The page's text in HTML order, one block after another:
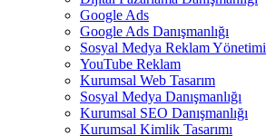
Google Ads
Google Ads Danışmanlığı
Sosyal Medya Reklam Yönetimi
YouTube Reklam
Kurumsal Web Tasarım
Sosyal Medya Danışmanlığı
Kurumsal SEO Danışmanlığı
Kurumsal Kimlik Tasarımı